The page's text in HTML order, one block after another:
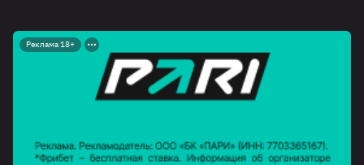
Реклама 18+